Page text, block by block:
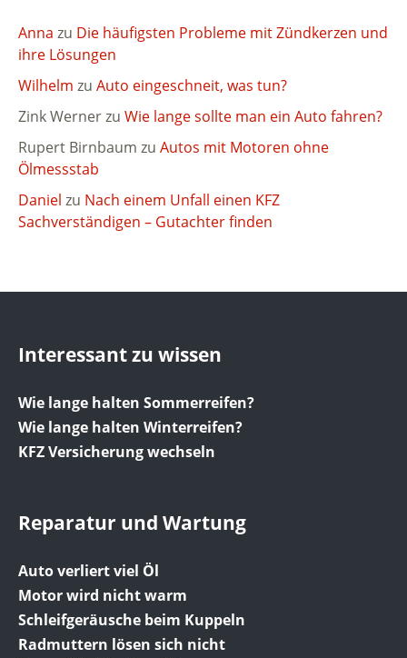
Anna zu Die häufigsten Probleme mit Zündkerzen und
ihre Lösungen
Wilhelm zu Auto eingeschneit, was tun?
Zink Wernerzu Wie lange sollte man ein Auto fahren?
Rupert Birnbaum zu Autos mit Motoren ohne
Ölmessstab
Daniel zu Nach einem Unfall einen KFZ
Sachverständigen – Gutachter finden
Interessant zu wissen
Wie lange halten Sommerreifen?
Wie lange halten Winterreifen?
KFZ Versicherung wechseln
Reparatur und Wartung
Auto verliert viel Öl
Motor wird nicht warm
Schleifgeräusche beim Kuppeln
Radmuttern lösen sich nicht